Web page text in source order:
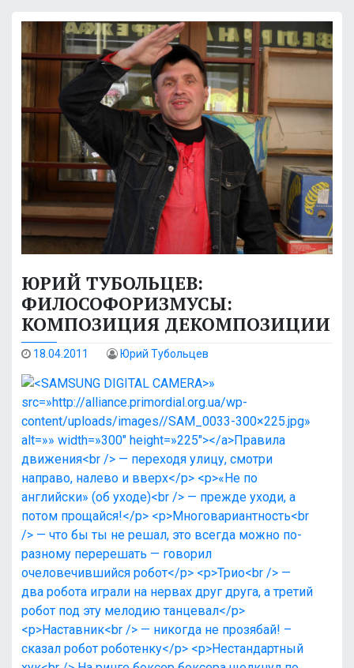
ЮРИЙ ТУБОЛЬЦЕВ:
ФИЛОСОФОРИЗМУСЫ:
КОМПОЗИЦИЯ ДЕКОМПОЗИЦИИ
18.04.2011 Юрий Тубольцев